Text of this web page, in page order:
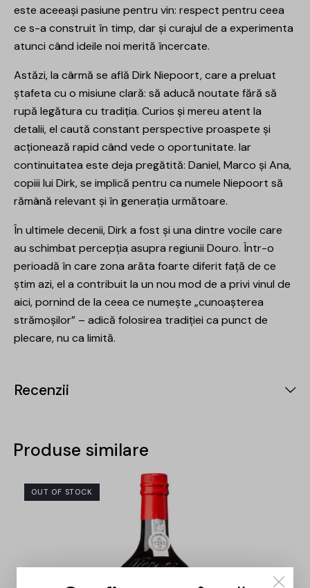
este aceeași pasiune pentru vin: respect pentru ceea
ce s-a construit în timp, dar și curajul de a experimenta
atunci când ideile noi merită încercate.
Astăzi, la cârmă se află Dirk Niepoort, care a preluat
ștafeta cu o misiune clară: să aducă noutate fără să
rupă legătura cu tradiția. Curios și mereu atent la
detalii, el caută constant perspective proaspete și
acționează rapid când vede o oportunitate. Iar
continuitatea este deja pregătită: Daniel, Marco și Ana,
copiii lui Dirk, se implică pentru ca numele Niepoort să
rămână relevant și în generația următoare.
În ultimele decenii, Dirk a fost și una dintre vocile care
au schimbat percepția asupra regiunii Douro. Într-o
perioadă în care zona arăta foarte diferit față de ce
știm azi, el a contribuit la un nou mod de a privi vinul de
aici, pornind de la ceea ce numește „cunoașterea
strămoșilor” – adică folosirea tradiției ca punct de
plecare, nu ca limită.
Recenzii
Produse similare
OUT OF STOCK